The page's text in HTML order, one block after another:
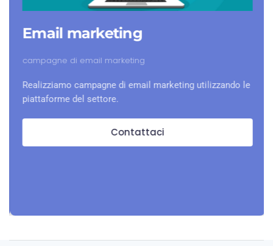
Email marketing
campagne di email marketing
Realizziamo campagne di email marketing utilizzando le
piattaforme del settore.
Contattaci